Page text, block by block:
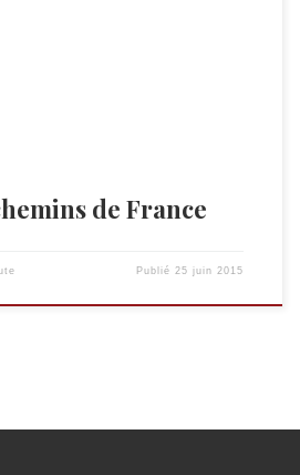
de France
Publié25 juin 2015